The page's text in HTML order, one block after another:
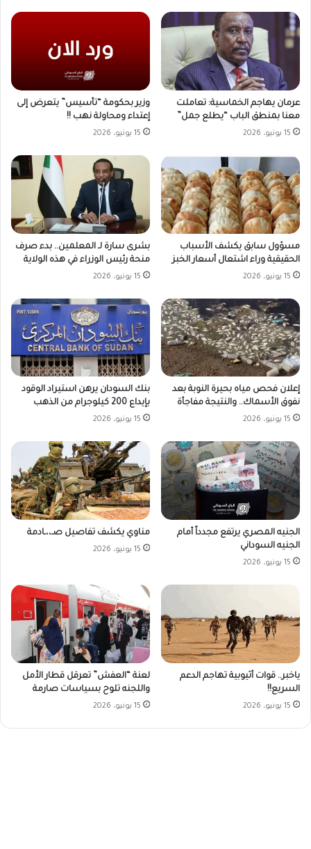
عرمان يهاجم الخماسية: تعاملت
معنا بمنطق الباب “يطلع جمل”
15 يونيو، 2026
وزير بحكومة “تأسيس” يتعرض إلى
إعتداء ومحاولة نهب !!
15 يونيو، 2026
مسؤول سابق يكشف الأسباب
الحقيقية وراء اشتعال أسعار الخبز
15 يونيو، 2026
بشرى سارة لـ المعلمين.. بدء صرف
منحة رئيس الوزراء في هذه الولاية
15 يونيو، 2026
إعلان فحص مياه بحيرة النوبة بعد
نفوق الأسماك.. والنتيجة مفاجأة
15 يونيو، 2026
بنك السودان يرهن استيراد الوقود
بإيداع 200 كيلوجرام من الذهب
15 يونيو، 2026
الجنيه المصري يرتفع مجدداً أمام
الجنيه السوداني
15 يونيو، 2026
مناوي يكشف تفاصيل صـ،،ـادمة
15 يونيو، 2026
ياخبر.. قوات أثيوبية تهاجم الدعم
السريع!!
15 يونيو، 2026
لعنة “العفش” تعرقل قطار الأمل
واللجنه تلوح بسياسات صارمة
15 يونيو، 2026